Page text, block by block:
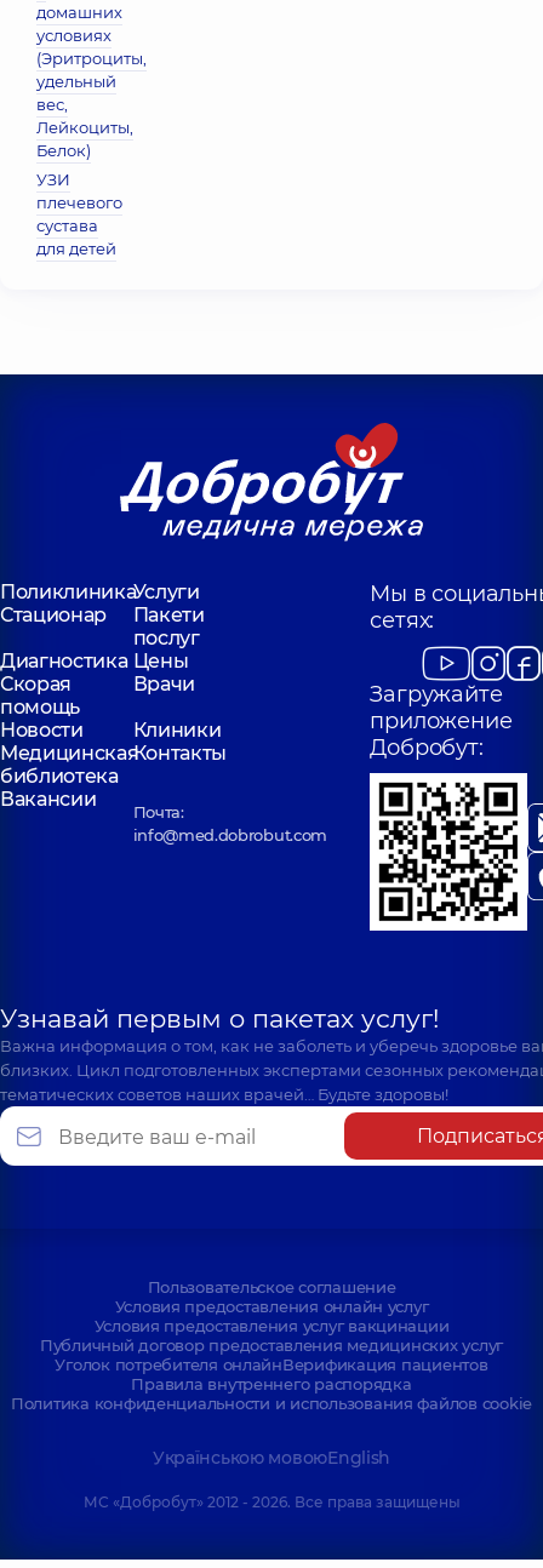
домашних
условиях
(Эритроциты,
удельный
вес,
Лейкоциты,
Белок)
УЗИ
плечевого
сустава
для детей
ПоликлиникаУслуги
Стационар
Пакети
послуг
Диагностика Цены
Скорая
помощь
Врачи
Новости
Клиники
Медицинская
библиотека
Контакты
Вакансии
Почта:
info@med.dobrobut.com
Мы в
сетях:
Загружайте
приложение
Добробут:
Узнавай первым о пакетах услуг!
Важна информация о том, как не заболеть и уберечь здоровье
близких. Цикл подготовленных экспертами сезонных
тематических советов наших врачей… Будьте здоровы!
Пользовательское соглашение
Условия предоставления онлайн услуг
Условия предоставления услуг вакцинации
Публичный договор предоставления медицинских услуг
Уголок потребителя онлайнВерификация пациентов
Правила внутреннего распорядка
Политика конфиденциальности и использования файлов cookie
Українською мовоюEnglish
МС «Добробут» 2012 - 2026. Все права защищены